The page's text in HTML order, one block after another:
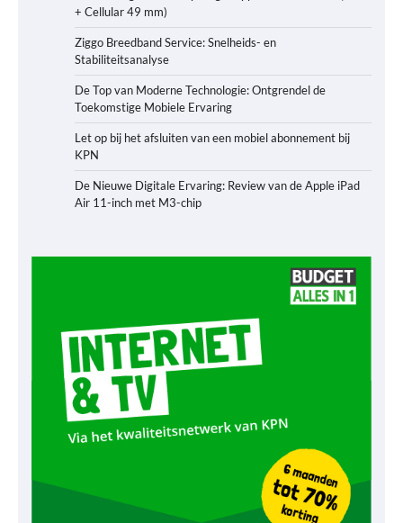
+ Cellular 49 mm)
Ziggo Breedband Service: Snelheids- en
Stabiliteitsanalyse
De Top van Moderne Technologie: Ontgrendel de
Toekomstige Mobiele Ervaring
Let op bij het afsluiten van een mobiel abonnement bij
KPN
De Nieuwe Digitale Ervaring: Review van de Apple iPad
Air 11-inch met M3-chip